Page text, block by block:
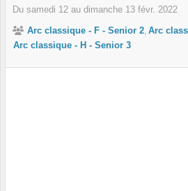
Du samedi 12 au dimanche 13 févr. 2022
Arc classique - F - Senior 2 Arc
Arc classique - H - Senior 3